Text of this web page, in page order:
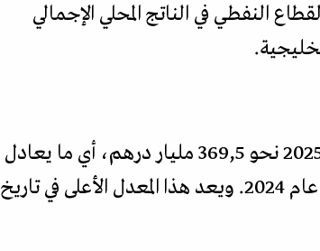
النفطي في الناتج المحلي الإجمالي
في النصف الأول من عام 2025 نحو 369,5 مليار درهم، أي ما يعادل
100,6 مليار دولار، مسجلة نموا قدره 34,7 في المئة، مقارنة بالفترة ذاتها من عام 2024. ويعد هذا المعدل الأعلى في تاريخ